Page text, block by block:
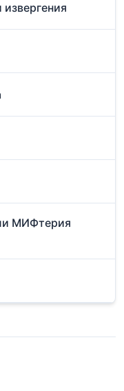
МИФтерия